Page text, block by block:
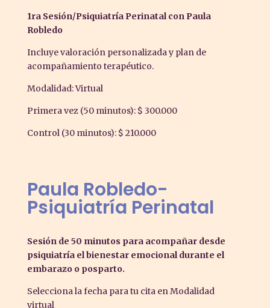
1ra Sesión/Psiquiatría Perinatal con Paula
Robledo
Incluye valoración personalizada y plan de
acompañamiento terapéutico.
Modalidad: Virtual
Primera vez (50 minutos): $ 300.000
Control (30 minutos): $ 210.000
Paula Robledo-
Psiquiatría Perinatal
Sesión de 50 minutos para acompañar desde
psiquiatría el bienestar emocional durante el
embarazo o posparto.
Selecciona la fecha para tu cita en Modalidad
virtual